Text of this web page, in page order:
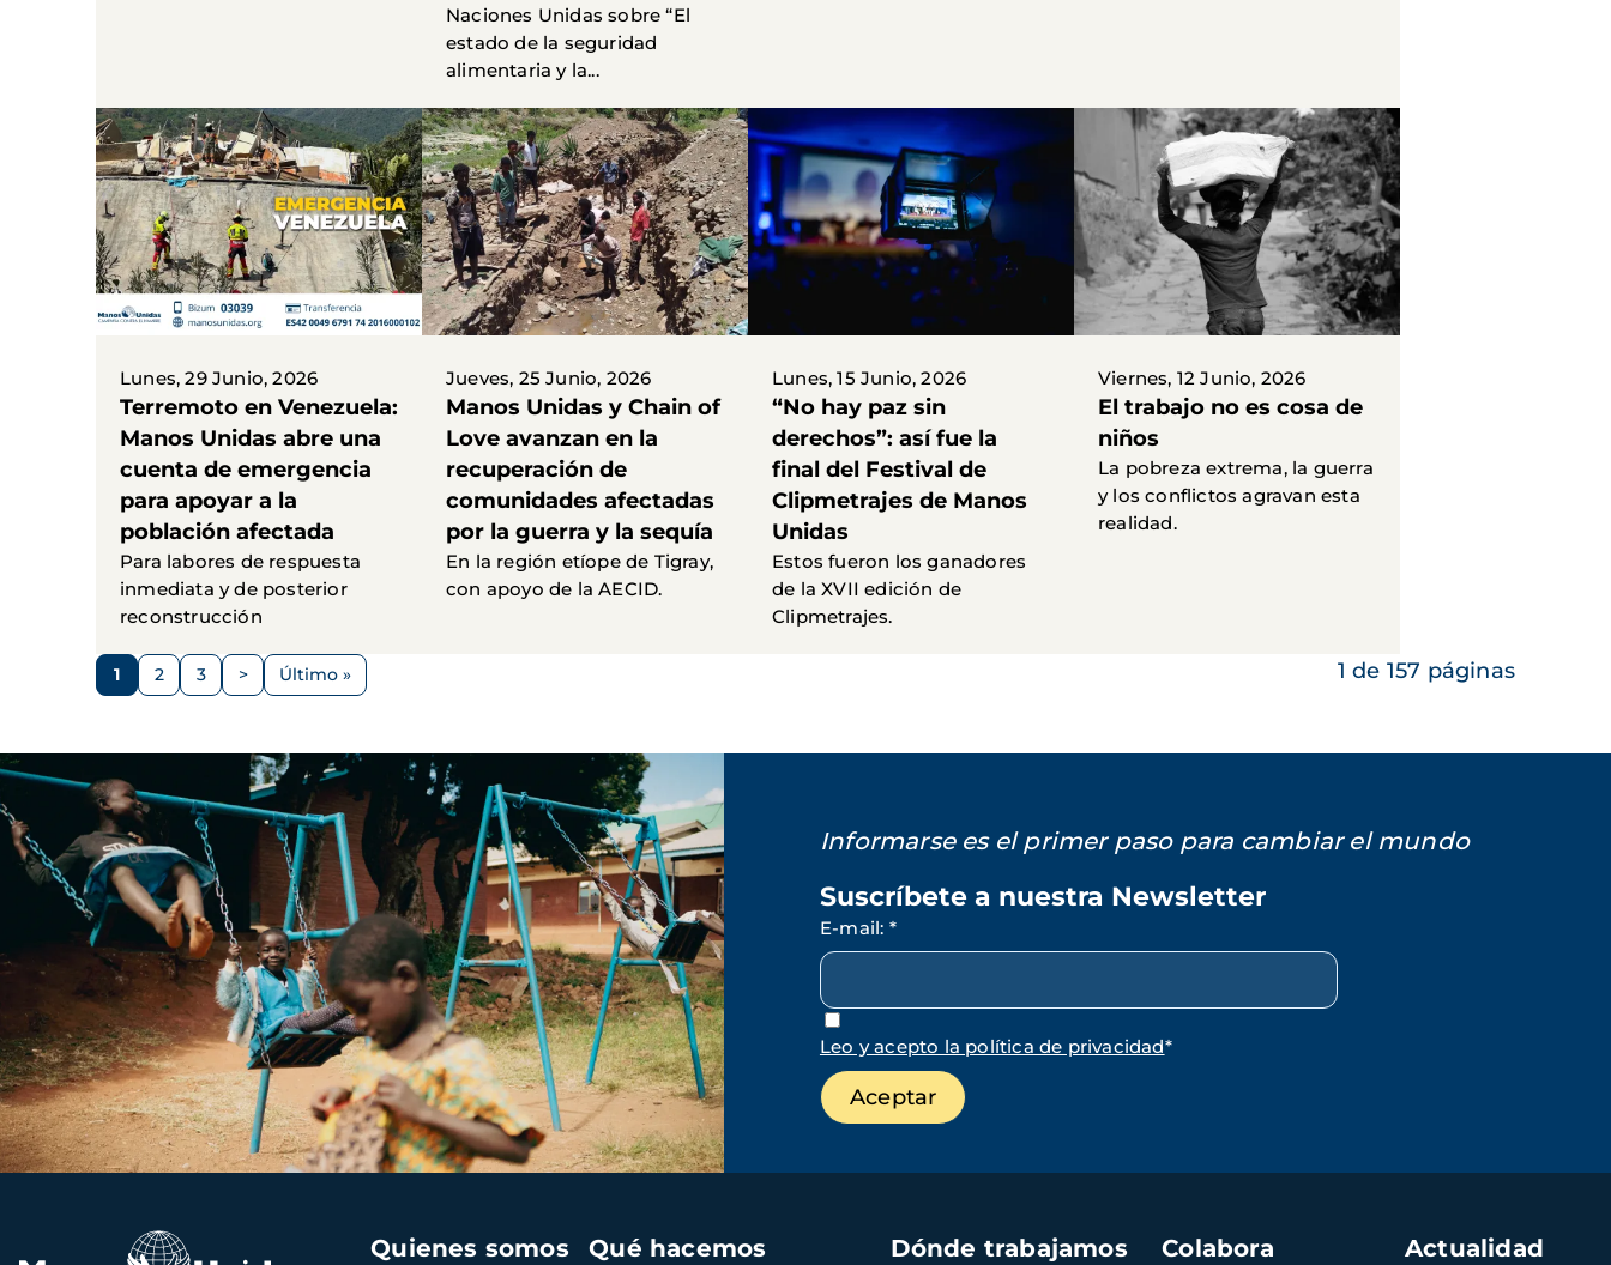
Naciones Unidas sobre “El
estado de la seguridad
alimentaria y la...
Lunes, 29 Junio, 2026
Terremoto en Venezuela:
Manos Unidas abre una
cuenta de emergencia
para apoyar a la
población afectada
Para labores de respuesta
inmediata y de posterior
reconstrucción
Jueves, 25 Junio, 2026
Manos Unidas y Chain of
Love avanzan en la
recuperación de
comunidades afectadas
por la guerra y la sequía
En la región etíope de Tigray,
con apoyo de la AECID.
Lunes, 15 Junio, 2026
“No hay paz sin
derechos”: así fue la
final del Festival de
Clipmetrajes de Manos
Unidas
Estos fueron los ganadores
de la XVII edición de
Clipmetrajes.
Viernes, 12 Junio, 2026
El trabajo no es cosa de
niños
La pobreza extrema, la guerra
y los conflictos agravan esta
realidad.
Paginación
Página
1 Página
2 Página
3
Siguiente
>
Última
Último » 1 de 157 páginas
Informarse es el primer paso para cambiar el mundo
Suscríbete a nuestra Newsletter
E-mail: *
Leo y acepto la política de privacidad*
Navegación
Quienes somos Qué hacemos Dónde trabajamos Colabora Actualidad